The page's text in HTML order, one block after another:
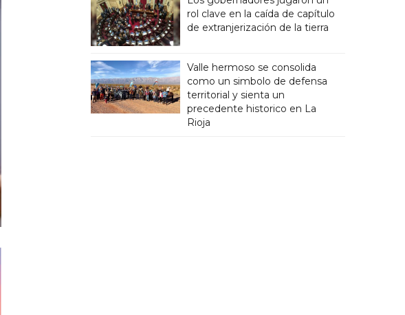
rol clave en la caída de capítulo
de extranjerización de la tierra
Valle hermoso se consolida
como un simbolo de defensa
territorial y sienta un
precedente historico en La
Rioja